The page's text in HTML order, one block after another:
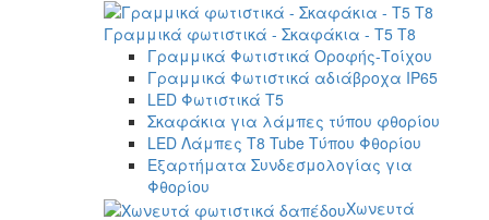
Γραμμικά φωτιστικά - Σκαφάκια - Τ5 T8
Γραμμικά Φωτιστικά Οροφής-Τοίχου
Γραμμικά Φωτιστικά αδιάβροχα IP65
LED Φωτιστικά T5
Σκαφάκια για λάμπες τύπου φθορίου
LED Λάμπες T8 Tube Τύπου Φθορίου
Εξαρτήματα Συνδεσμολογίας για
Φθορίου
Χωνευτά